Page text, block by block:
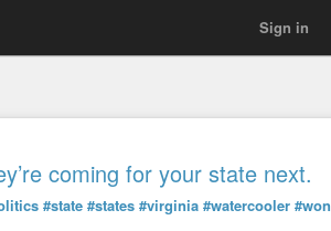
Sign in
coming for your state next.
#state #states #virginia #watercooler #won